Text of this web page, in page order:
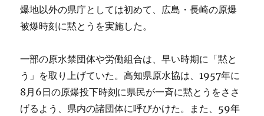
爆地以外の県庁としては初めて、広島・長崎の原爆
被爆時刻に黙とうを実施した。
一部の原水禁団体や労働組合は、早い時期に「黙と
う」を取り上げていた。高知県原水協は、1957年に
8月6日の原爆投下時刻に県民が一斉に黙とうをささ
げるよう、県内の諸団体に呼びかけた。また、59年